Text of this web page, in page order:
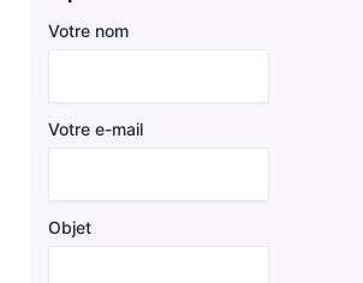
Votre nom
Votre e-mail
Objet